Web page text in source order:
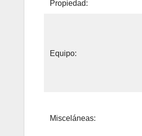
Propiedad:
Equipo:
Misceláneas: